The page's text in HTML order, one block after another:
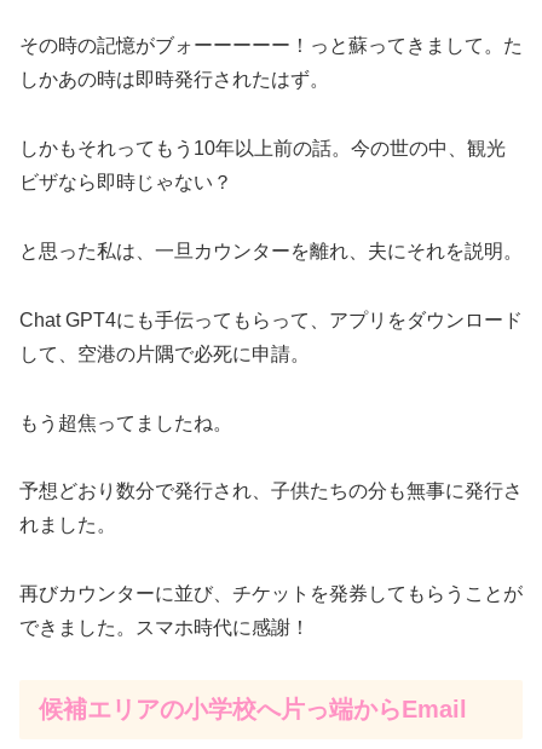
その時の記憶がブォーーーーー！っと蘇ってきまして。た
しかあの時は即時発行されたはず。
しかもそれってもう10年以上前の話。今の世の中、観光
ビザなら即時じゃない？
と思った私は、一旦カウンターを離れ、夫にそれを説明。
Chat GPT4にも手伝ってもらって、アプリをダウンロード
して、空港の片隅で必死に申請。
もう超焦ってましたね。
予想どおり数分で発行され、子供たちの分も無事に発行さ
れました。
再びカウンターに並び、チケットを発券してもらうことが
できました。スマホ時代に感謝！
候補エリアの小学校へ片っ端からEmail